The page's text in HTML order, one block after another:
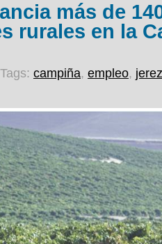
más de
rurales en la
Tags: campiña, empleo, jerez